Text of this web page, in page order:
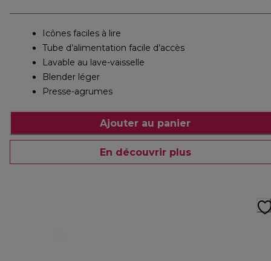
Icônes faciles à lire
Tube d’alimentation facile d’accès
Lavable au lave-vaisselle
Blender léger
Presse-agrumes
Ajouter au panier
En découvrir plus